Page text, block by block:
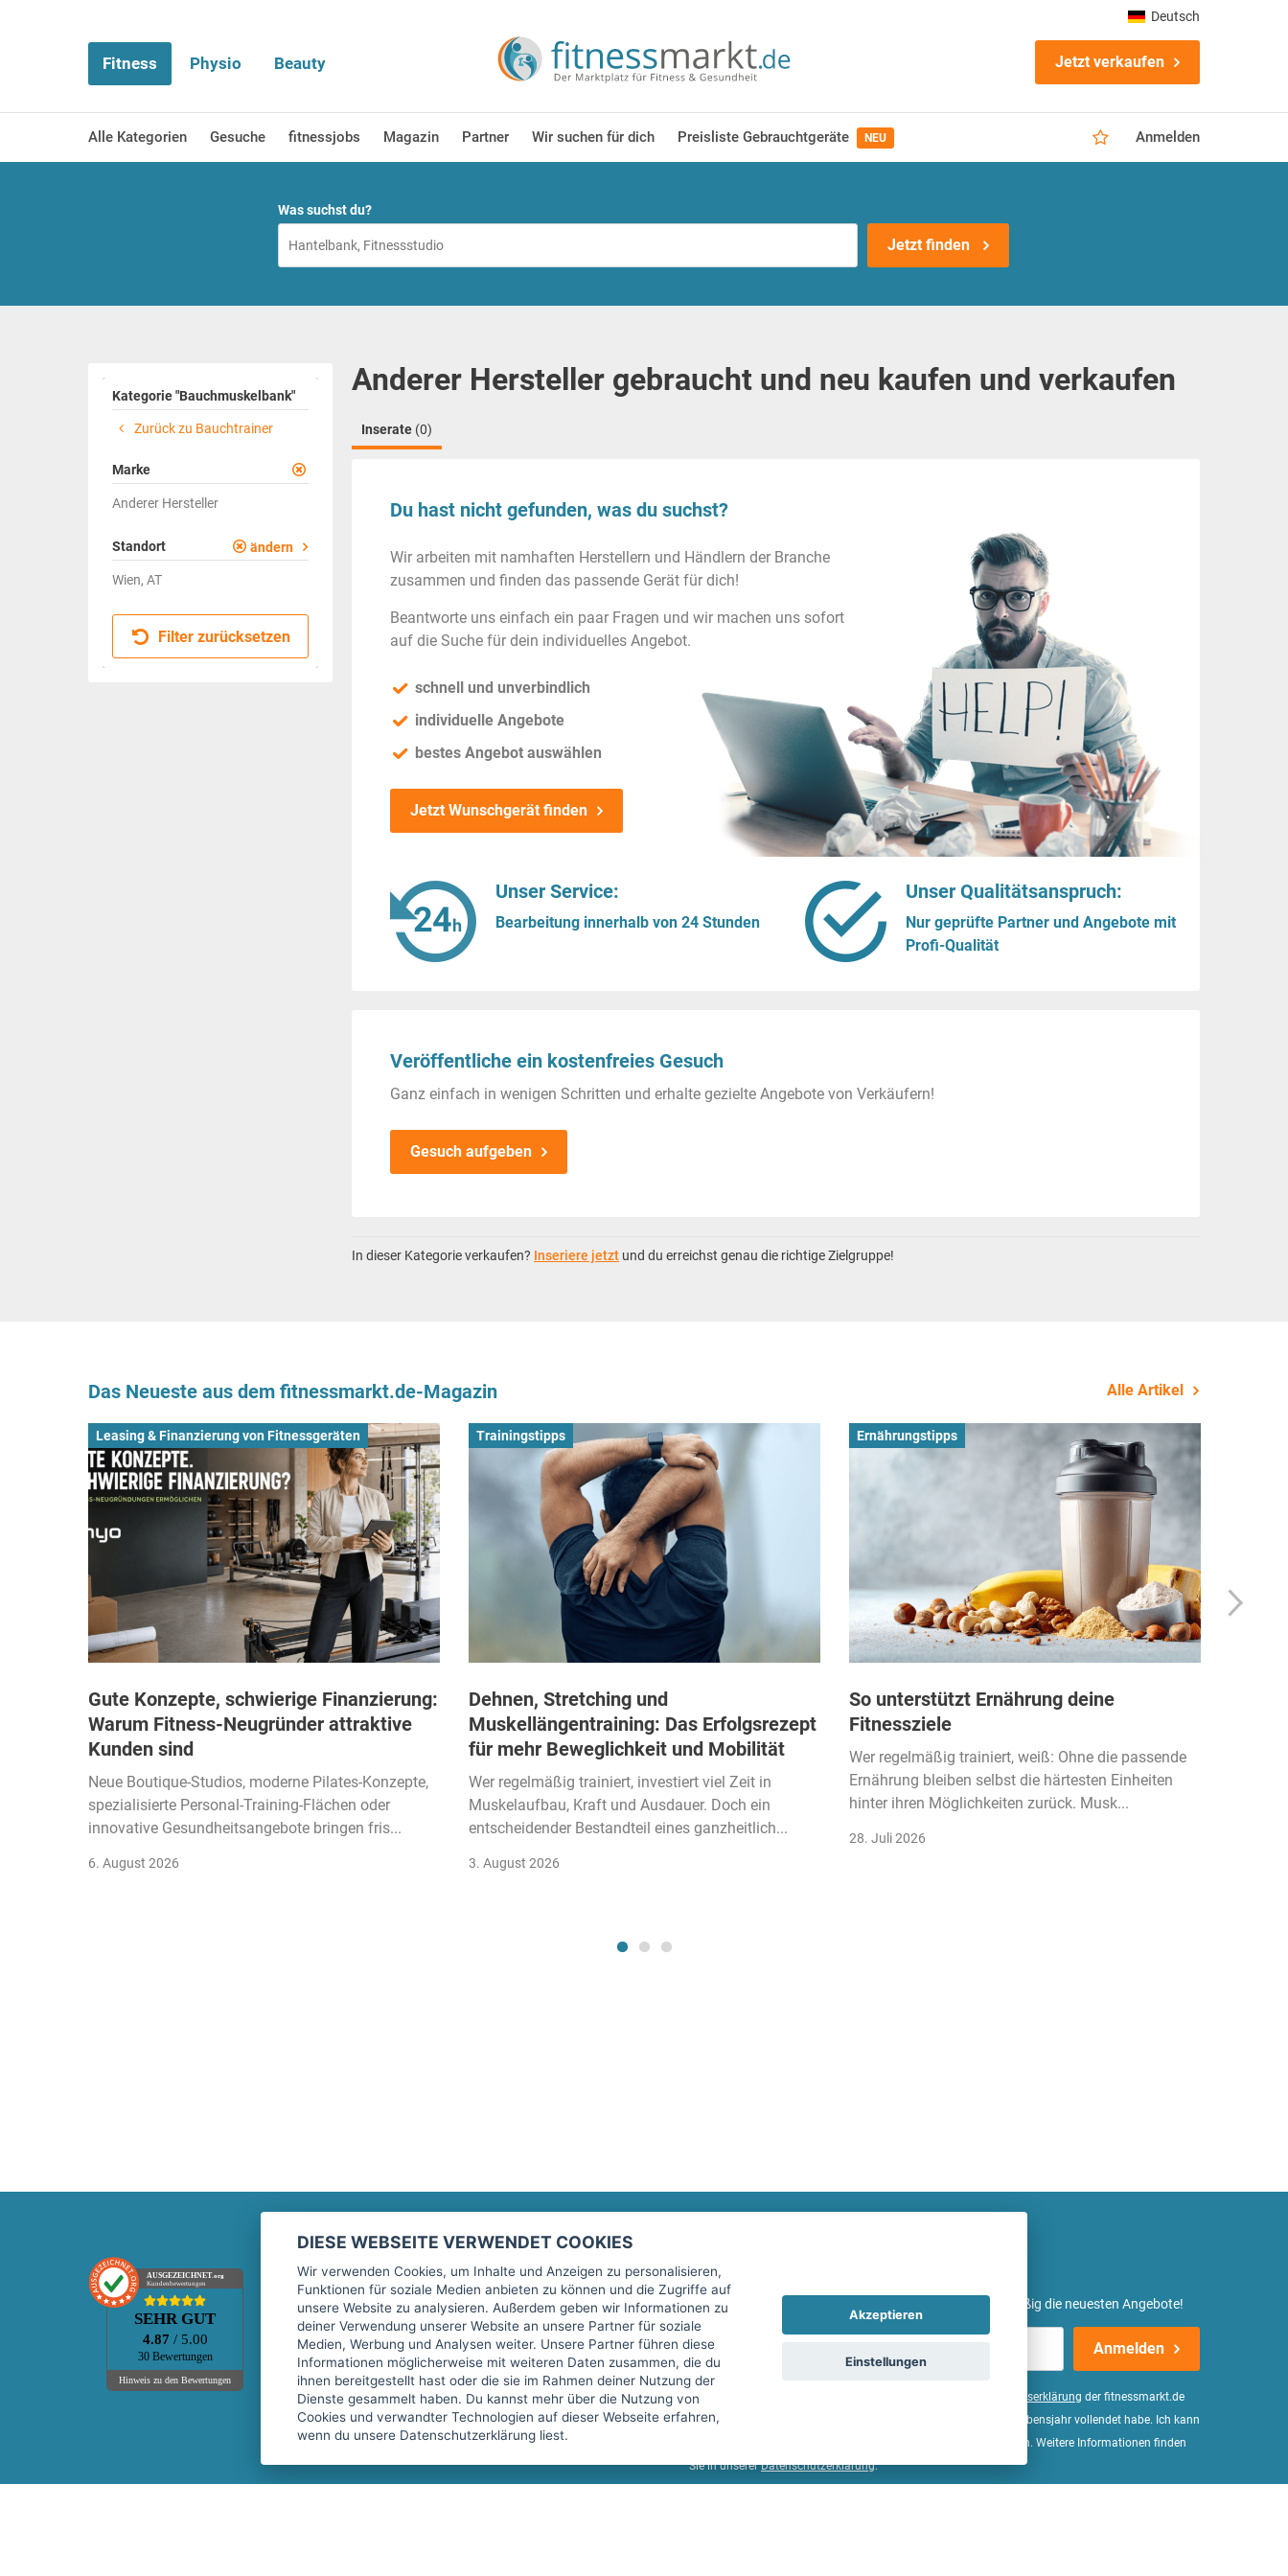
Fitness Physio Beauty Jetzt verkaufen
Alle Kategorien Gesuche fitnessjobs Magazin Partner Wir suchen für dich Preisliste Gebrauchtgeräte NEU Anmelden
Deutsch
Was suchst du?
Jetzt finden
Kategorie "Bauchmuskelbank"
Zurück zu Bauchtrainer
Marke
Anderer Hersteller
Standort ändern
Wien, AT
Filter zurücksetzen
Anderer Hersteller gebraucht und neu kaufen und verkaufen
Inserate (0)
Du hast nicht gefunden, was du suchst?
Wir arbeiten mit namhaften Herstellern und Händlern der Branche
zusammen und finden das passende Gerät für dich!
Beantworte uns einfach ein paar Fragen und wir machen uns sofort
auf die Suche für dein individuelles Angebot.
schnell und unverbindlich
individuelle Angebote
bestes Angebot auswählen
Jetzt Wunschgerät finden
Unser Service:
Bearbeitung innerhalb von 24 Stunden
Unser Qualitätsanspruch:
Nur geprüfte Partner und Angebote mit
Profi-Qualität
Veröffentliche ein kostenfreies Gesuch
Ganz einfach in wenigen Schritten und erhalte gezielte Angebote von Verkäufern!
Gesuch aufgeben
In dieser Kategorie verkaufen? Inseriere jetzt und du erreichst genau die richtige Zielgruppe!
Das Neueste aus dem fitnessmarkt.de-Magazin Alle Artikel
Leasing & Finanzierung von Fitnessgeräten
Gute Konzepte, schwierige Finanzierung:
Warum Fitness-Neugründer attraktive
Kunden sind
Neue Boutique-Studios, moderne Pilates-Konzepte,
spezialisierte Personal-Training-Flächen oder
innovative Gesundheitsangebote bringen fris...
6. August 2026
Trainingstipps
Dehnen, Stretching und
Muskellängentraining: Das Erfolgsrezept
für mehr Beweglichkeit und Mobilität
Wer regelmäßig trainiert, investiert viel Zeit in
Muskelaufbau, Kraft und Ausdauer. Doch ein
entscheidender Bestandteil eines ganzheitlich...
3. August 2026
Ernährungstipps
So unterstützt Ernährung deine
Fitnessziele
Wer regelmäßig trainiert, weiß: Ohne die passende
Ernährung bleiben selbst die härtesten Einheiten
hinter ihren Möglichkeiten zurück. Musk...
28. Juli 2026
AUSGEZEICHNET.org
Kundenbewertungen
SEHR GUT
4.87 / 5.00
30 Bewertungen
Hinweis zu den Bewertungen
Marktplatz
Kontakt
Preise Marktplatz
FAQ Marktplatz
Über uns
Werbebuchungen
Rechtliches
Impressum
AGB
Datenschutz
Sicherheit
Top-Inserat kündigen
fitnessmarkt.de Newsletter
Trage dich hier für unseren Newsletter ein und erhalte regelmäßig die neuesten Angebote!
Anmelden
Ich stimme der Verarbeitung meiner Daten, wie in der Einwilligungserklärung der fitnessmarkt.de
services GmbH beschrieben, zu und bestätige, dass ich das 16. Lebensjahr vollendet habe. Ich kann
diese Einwilligung jederzeit mit Wirkung für die Zukunft widerrufen. Weitere Informationen finden
Sie in unsererDatenschutzerklärung.
DIESE WEBSEITE VERWENDET COOKIES
Wir verwenden Cookies, um Inhalte und Anzeigen zu personalisieren,
Funktionen für soziale Medien anbieten zu können und die Zugriffe auf
unsere Website zu analysieren. Außerdem geben wir Informationen zu
deiner Verwendung unserer Website an unsere Partner für soziale
Medien, Werbung und Analysen weiter. Unsere Partner führen diese
Informationen möglicherweise mit weiteren Daten zusammen, die du
ihnen bereitgestellt hast oder die sie im Rahmen deiner Nutzung der
Dienste gesammelt haben. Du kannst mehr über die Nutzung von
Cookies und verwandter Technologien auf dieser Webseite erfahren,
wenn du unsere Datenschutzerklärung liest.
Akzeptieren
Einstellungen